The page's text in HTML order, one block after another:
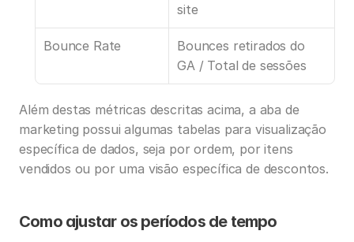
site
Bounce Rate
Bounces retirados do
GA / Total de sessões
Além destas métricas descritas acima, a aba de
marketing possui algumas tabelas para visualização
específica de dados, seja por ordem, por itens
vendidos ou por uma visão específica de descontos.
Como ajustar os períodos de tempo